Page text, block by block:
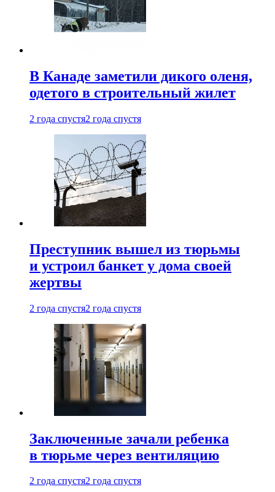
В Канаде заметили дикого оленя,
одетого в строительный жилет
2 года спустя2 года спустя
Преступник вышел из тюрьмы
и устроил банкет у дома своей
жертвы
2 года спустя2 года спустя
Заключенные зачали ребенка
в тюрьме через вентиляцию
2 года спустя2 года спустя